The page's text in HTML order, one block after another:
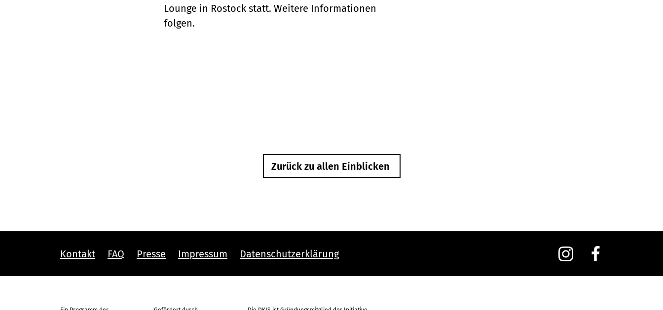
Lounge in Rostock statt. Weitere Informationen
folgen.
Zurück zu allen Einblicken
Kontakt FAQ Presse Impressum Datenschutzerklärung